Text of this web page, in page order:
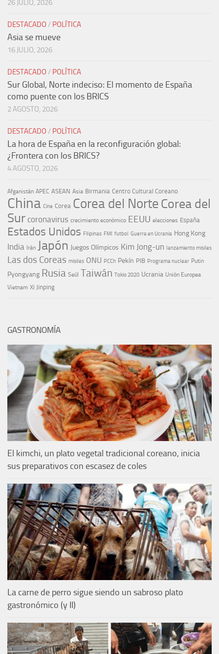
26 JULIO, 2026
DESTACADO / POLÍTICA
Asia se mueve
16 JULIO, 2026
DESTACADO / POLÍTICA
Sur Global, Norte indeciso: El momento de España
como puente con los BRICS
2 AGOSTO, 2026
DESTACADO / POLÍTICA
La hora de España en la reconfiguración global:
¿Frontera con los BRICS?
4 AGOSTO, 2026
Afganistán APEC ASEAN Asia Birmania Centro Cultural Coreano
China Cine Corea Corea del NorteCorea del
Sur coronavirus crecimiento económico EEUU elecciones España
Estados Unidos Filipinas FMI futbol Guerra en Ucrania Hong Kong
India Irán Japón Juegos Olímpicos Kim Jong-un lanzamiento misiles
Las dos Coreas misiles ONU PCCh Pekín PIB Programa nuclear Putin
Pyongyang Rusia Seúl Taiwán Tokio 2020 Ucrania Unión Europea
Vietnam Xi Jinping
GASTRONOMÍA
El kimchi, un plato vegetal tradicional coreano, inicia
sus preparativos con escasez de coles
La carne de perro sigue siendo un sabroso plato
gastronómico (y II)